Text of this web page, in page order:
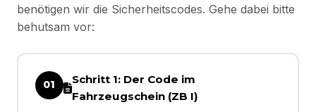
benötigen wir die Sicherheitscodes. Gehe dabei bitte
behutsam vor:
01
Schritt 1: Der Code im
Fahrzeugschein (ZB I)